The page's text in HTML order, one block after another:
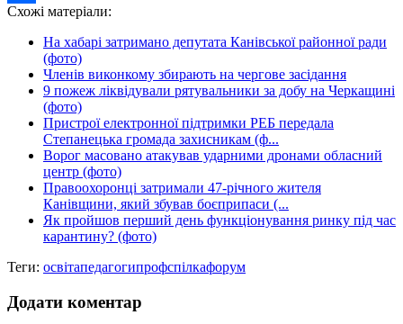
Share
Схожі матеріали:
На хабарі затримано депутата Канівської районної ради
(фото)
Членів виконкому збирають на чергове засідання
9 пожеж ліквідували рятувальники за добу на Черкащині
(фото)
Пристрої електронної підтримки РЕБ передала
Степанецька громада захисникам (ф...
Ворог масовано атакував ударними дронами обласний
центр (фото)
Правоохоронці затримали 47-річного жителя
Канівщини, який збував боєприпаси (...
Як пройшов перший день функціонування ринку під час
карантину? (фото)
Теги: освітапедагогипрофспілкафорум
Додати коментар